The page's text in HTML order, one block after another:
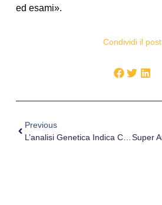
ed esami».
Condividi il post
Previous
L’analisi Genetica Indica Che Il Coronavirus È Comparso A Novembre-Dicembre